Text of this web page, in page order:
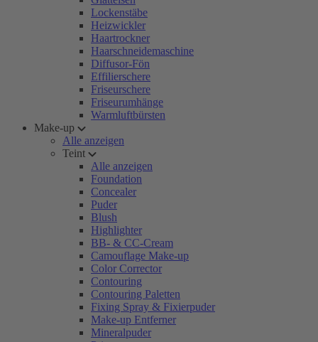
Lockenstäbe
Heizwickler
Haartrockner
Haarschneidemaschine
Diffusor-Fön
Effilierschere
Friseurschere
Friseurumhänge
Warmluftbürsten
Make-up
Alle anzeigen
Teint
Alle anzeigen
Foundation
Concealer
Puder
Blush
Highlighter
BB- & CC-Cream
Camouflage Make-up
Color Corrector
Contouring
Contouring Paletten
Fixing Spray & Fixierpuder
Make-up Entferner
Mineralpuder